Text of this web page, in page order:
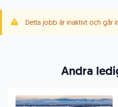
Detta jobb är inaktivt och går
Andra